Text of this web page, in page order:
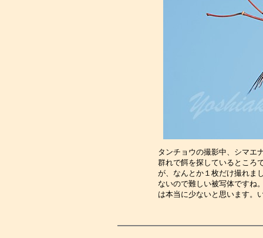
タンチョウの撮影中、シマエ
群れで餌を探しているところ
が、なんとか１枚だけ撮れま
ないので難しい被写体ですね
は本当に少ないと思いま